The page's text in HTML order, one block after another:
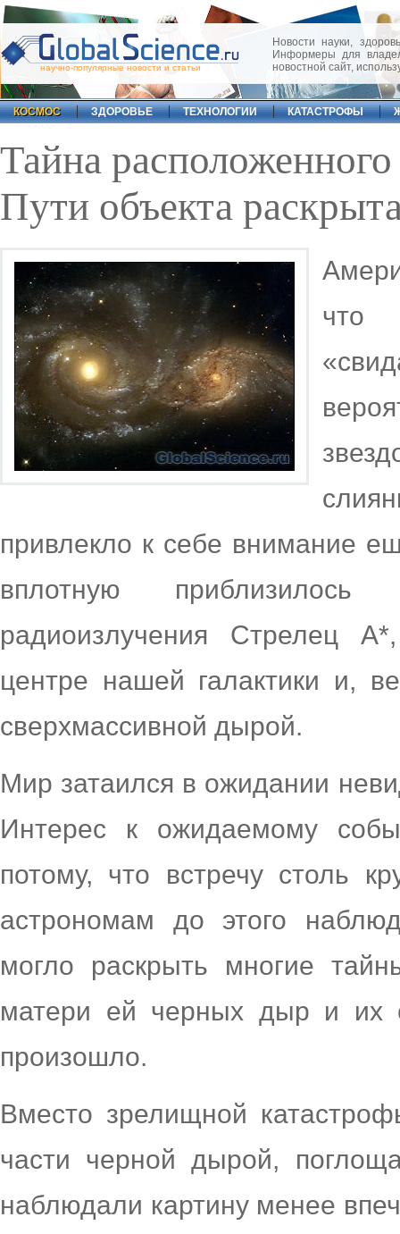
научно-популярные новости и статьи
Новости науки,
Информеры для
новостной сайт,
КОСМОС ЗДОРОВЬЕ ТЕХНОЛОГИИ КАТАСТРОФЫ
Тайна
Пути объекта
что
привлекло к себе внимание
вплотную
радиоизлучения Стрелец
центре нашей галактики и,
сверхмассивной дырой.
Мир затаился в ожидании
Интерес к ожидаемому
потому, что встречу столь
астрономам до этого
могло раскрыть многие
матери ей черных дыр и их
произошло.
Вместо зрелищной
части черной дырой,
наблюдали картину менее